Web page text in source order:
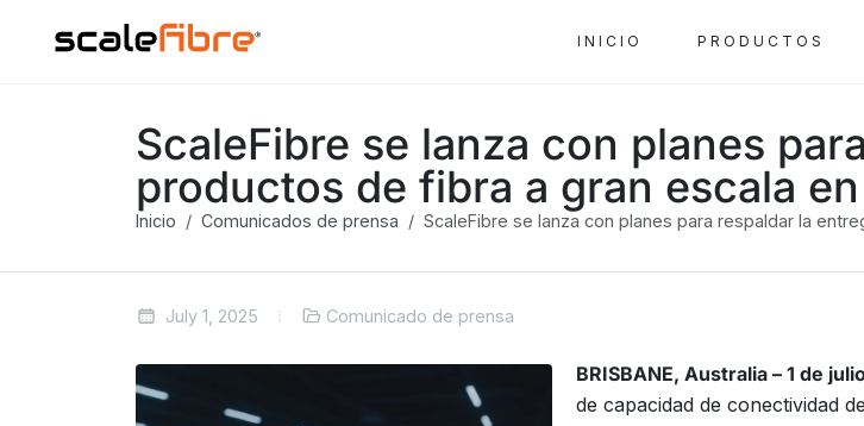
INICIO PRODUCTOS
ScaleFibre se lanza con planes
productos de fibra a gran escala
Inicio Comunicados de prensa ScaleFibre se lanza con planes para respaldar la
July 1, 2025 Comunicado de prensa
BRISBANE, Australia – 1 de
de capacidad de conectividad